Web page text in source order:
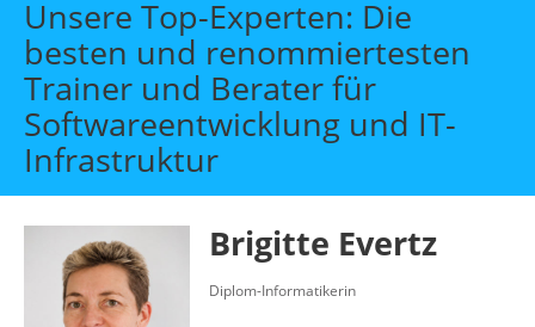
Themen
Beratung
Individuelle Schulungen
Offene Seminare
Unsere Top-Experten: Die
besten und renommiertesten
Trainer und Berater für
Softwareentwicklung und IT-
Infrastruktur
Brigitte Evertz
Diplom-Informatikerin